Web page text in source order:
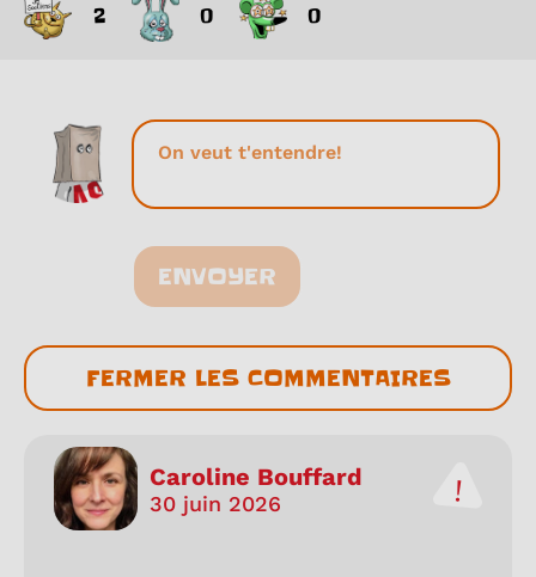
2 0 0
ENVOYER
FERMER LES COMMENTAIRES
Caroline Bouffard
30 juin 2026